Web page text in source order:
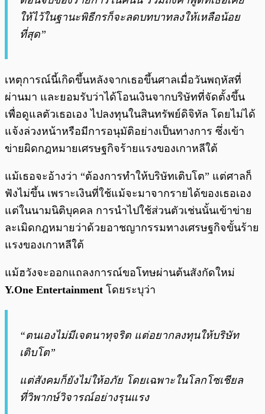
ให้ไว้ในฐานะพิธีกรก็จะลดบทบาทลงให้เหลือน้อย
ที่สุด”
เหตุการณ์นี้เกิดขึ้นหลังจากเธอขึ้นศาลเมื่อวันพฤหัสที่
ผ่านมา และยอมรับว่าได้โอนเงินจากบริษัทที่จัดตั้งขึ้น
เพื่อดูแลตัวเธอเอง ไปลงทุนในสินทรัพย์ดิจิทัล โดยไม่ได้
แจ้งล่วงหน้าหรือมีการอนุมัติอย่างเป็นทางการ ซึ่งเข้า
ข่ายผิดกฎหมายเศรษฐกิจร้ายแรงของเกาหลีใต้
แม้เธอจะอ้างว่า “ต้องการทำให้บริษัทเติบโต” แต่ศาลก็
ฟังไม่ขึ้น เพราะเงินที่ใช้แม้จะมาจากรายได้ของเธอเอง
แต่ในนามนิติบุคคล การนำไปใช้ส่วนตัวเช่นนั้นเข้าข่าย
ละเมิดกฎหมายว่าด้วยอาชญากรรมทางเศรษฐกิจขั้นร้าย
แรงของเกาหลีใต้
แม้ฮวังจะออกแถลงการณ์ขอโทษผ่านต้นสังกัดใหม่
Y.One Entertainment โดยระบุว่า
“ตนเองไม่มีเจตนาทุจริต แต่อยากลงทุนให้บริษัท
เติบโต”
แต่สังคมก็ยังไม่ให้อภัย โดยเฉพาะในโลกโซเชียล
ที่วิพากษ์วิจารณ์อย่างรุนแรง